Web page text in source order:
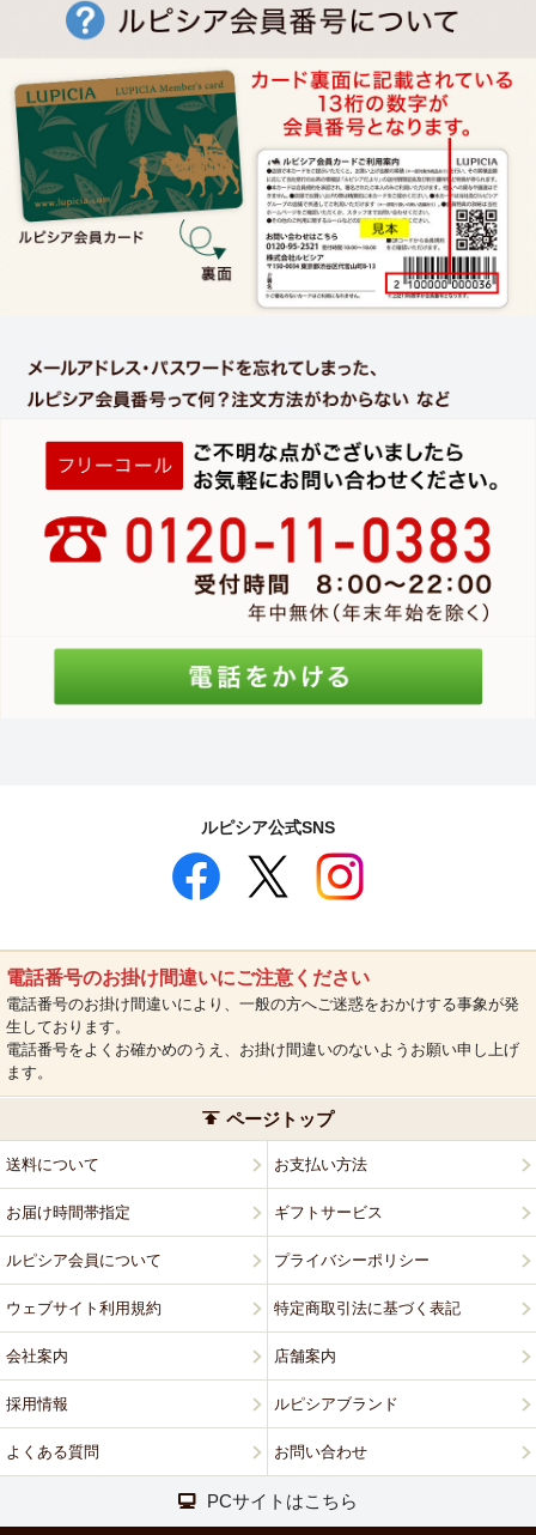
ルピシア公式SNS
電話番号のお掛け間違いにご注意ください
電話番号のお掛け間違いにより、一般の方へご迷惑をおかけする事象が発
生しております。
電話番号をよくお確かめのうえ、お掛け間違いのないようお願い申し上げ
ます。
ページトップ
送料について お支払い方法
お届け時間帯指定 ギフトサービス
ルピシア会員について プライバシーポリシー
ウェブサイト利用規約 特定商取引法に基づく表記
会社案内 店舗案内
採用情報 ルピシアブランド
よくある質問 お問い合わせ
PCサイトはこちら